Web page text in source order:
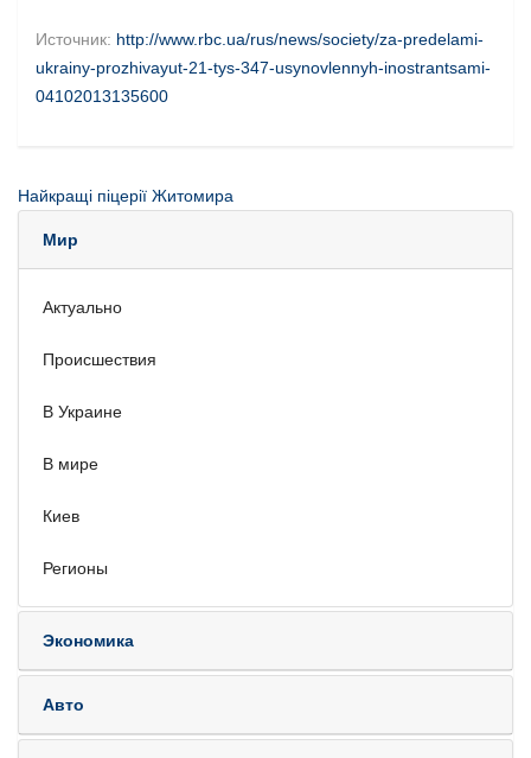
Источник: http://www.rbc.ua/rus/news/society/za-predelami-
ukrainy-prozhivayut-21-tys-347-usynovlennyh-inostrantsami-
04102013135600
Найкращі піцерії Житомира
Мир
Актуально
Происшествия
В Украине
В мире
Киев
Регионы
Экономика
Авто